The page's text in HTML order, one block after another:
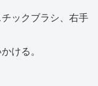
ックブラシ、右手
ける。